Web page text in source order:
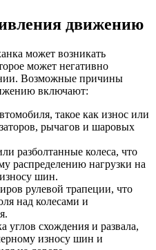
движению
может возникать
может негативно
Возможные причины
включают:
такое как износ или
рычагов и шаровых
разболтанные колеса, что
распределению нагрузки на
шин.
рулевой трапеции, что
над колесами и
углов схождения и развала,
износу шин и